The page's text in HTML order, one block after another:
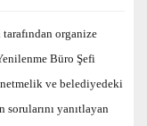
organize
Büro Şefi
ve belediyedeki
yanıtlayan